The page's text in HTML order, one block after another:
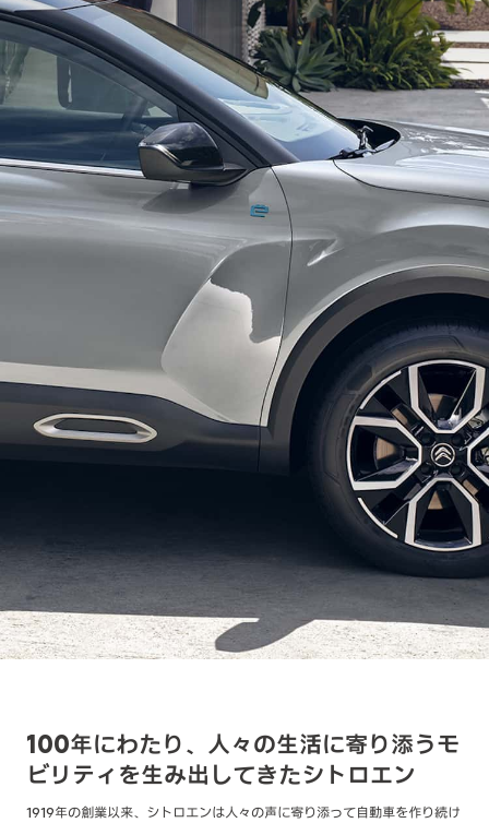
100年にわたり、人々の生活に寄り添うモ
ビリティを生み出してきたシトロエン
1919年の創業以来、シトロエンは人々の声に寄り添って自動車を作り続け